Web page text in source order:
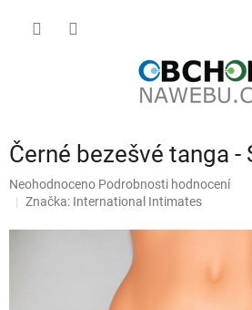
Černé bezešvé tanga -
Průměrné
hodnocení
Neohodnoceno Podrobnosti hodnocení
Značka: International Intimates